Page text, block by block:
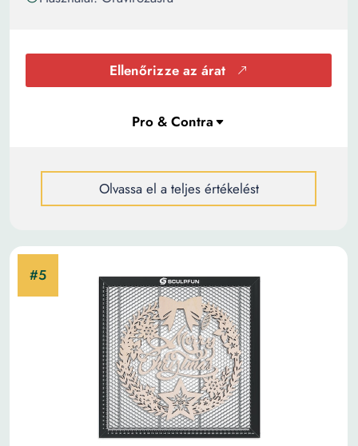
Ellenőrizze az árat
Olvassa el a teljes értékelést